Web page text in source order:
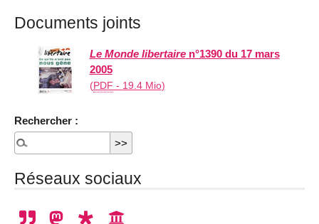
Documents joints
Le Monde libertairen°1390 du 17 mars
2005
(PDF - 19.4 Mio)
Rechercher :
Réseaux sociaux